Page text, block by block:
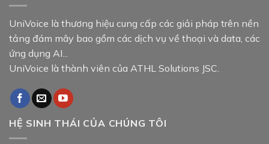
UniVoice là thương hiệu cung cấp các giải pháp trên nền
tảng đám mây bao gồm các dịch vụ về thoại và data, các
ứng dụng AI...
UniVoice là thành viên của ATHL Solutions JSC.
HỆ SINH THÁI CỦA CHÚNG TÔI